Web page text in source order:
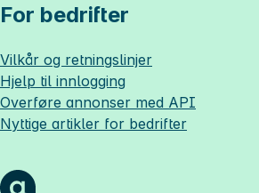
For bedrifter
Vilkår og retningslinjer
Hjelp til innlogging
Overføre annonser med API
Nyttige artikler for bedrifter